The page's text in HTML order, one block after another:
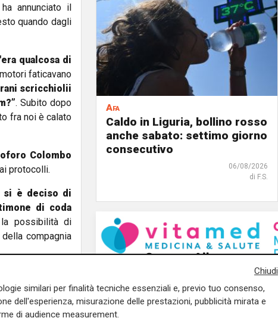
annunciato il
quando dagli
qualcosa di
faticavano
scricchiolii
. Subito dopo
fra noi è calato
Colombo
protocolli.
si è deciso di
di coda
possibilità di
compagnia
seguiteci sul
.
Afa
Caldo in Liguria, bollino rosso
anche sabato: settimo giorno
consecutivo
06/08/2026
di F.S.
Chiudi
similari per finalità tecniche essenziali e, previo tuo consenso,
dell'esperienza, misurazione delle prestazioni, pubblicità mirata e
di audience measurement.